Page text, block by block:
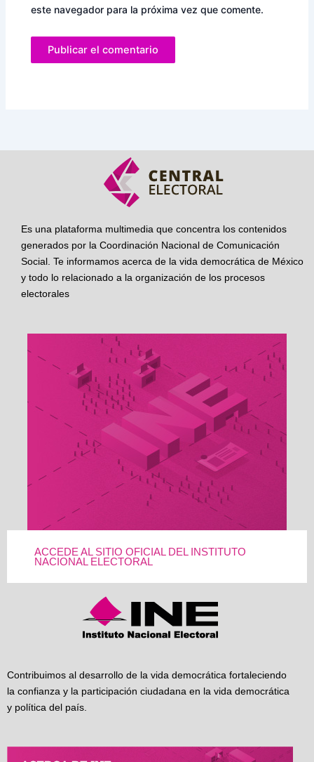
este navegador para la próxima vez que comente.
Es una plataforma multimedia que concentra los contenidos
generados por la Coordinación Nacional de Comunicación
Social. Te informamos acerca de la vida democrática de México
y todo lo relacionado a la organización de los procesos
electorales
ACCEDE AL SITIO OFICIAL DEL INSTITUTO
NACIONAL ELECTORAL
Contribuimos al desarrollo de la vida democrática fortaleciendo
la confianza y la participación ciudadana en la vida democrática
y política del país.